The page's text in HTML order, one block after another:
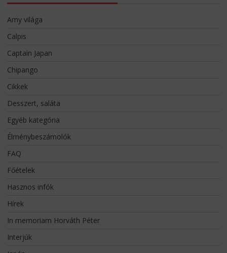
Amy világa
Calpis
Captain Japan
Chipango
Cikkek
Desszert, saláta
Egyéb kategória
Élménybeszámolók
FAQ
Főételek
Hasznos infók
Hírek
In memoriam Horváth Péter
Interjúk